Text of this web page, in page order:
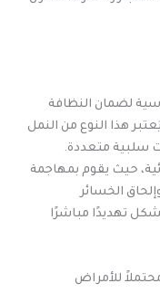
لضمان النظافة
هذا النوع من النمل
سلبية متعددة.
حيث يقوم بمهاجمة
الخسائر
تهديدًا مباشرًا
للأمراض